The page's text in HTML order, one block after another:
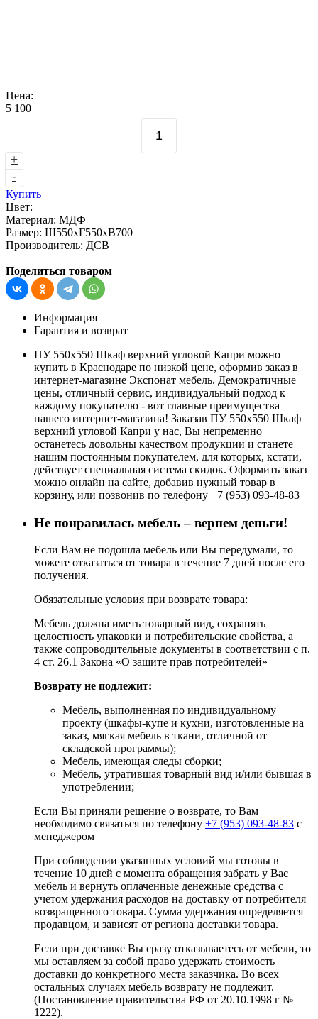
Цена:
5 100
+
-
Купить
Цвет:
Материал: МДФ
Размер: Ш550хГ550хВ700
Производитель: ДСВ
Поделиться товаром
Информация
Гарантия и возврат
ПУ 550х550 Шкаф верхний угловой Капри можно
купить в Краснодаре по низкой цене, оформив заказ в
интернет-магазине Экспонат мебель. Демократичные
цены, отличный сервис, индивидуальный подход к
каждому покупателю - вот главные преимущества
нашего интернет-магазина! Заказав ПУ 550х550 Шкаф
верхний угловой Капри у нас, Вы непременно
останетесь довольны качеством продукции и станете
нашим постоянным покупателем, для которых, кстати,
действует специальная система скидок. Оформить заказ
можно онлайн на сайте, добавив нужный товар в
корзину, или позвонив по телефону +7 (953) 093-48-83
Не понравилась мебель – вернем деньги!
Если Вам не подошла мебель или Вы передумали, то
можете отказаться от товара в течение 7 дней после его
получения.
Обязательные условия при возврате товара:
Мебель должна иметь товарный вид, сохранять
целостность упаковки и потребительские свойства, а
также сопроводительные документы в соответствии с п.
4 ст. 26.1 Закона «О защите прав потребителей»
Возврату не подлежит:
Мебель, выполненная по индивидуальному
проекту (шкафы-купе и кухни, изготовленные на
заказ, мягкая мебель в ткани, отличной от
складской программы);
Мебель, имеющая следы сборки;
Мебель, утратившая товарный вид и/или бывшая в
употреблении;
Если Вы приняли решение о возврате, то Вам
необходимо связаться по телефону +7 (953) 093-48-83 с
менеджером
При соблюдении указанных условий мы готовы в
течение 10 дней с момента обращения забрать у Вас
мебель и вернуть оплаченные денежные средства с
учетом удержания расходов на доставку от потребителя
возвращенного товара. Сумма удержания определяется
продавцом, и зависят от региона доставки товара.
Если при доставке Вы сразу отказываетесь от мебели, то
мы оставляем за собой право удержать стоимость
доставки до конкретного места заказчика. Во всех
остальных случаях мебель возврату не подлежит.
(Постановление правительства РФ от 20.10.1998 г №
1222).